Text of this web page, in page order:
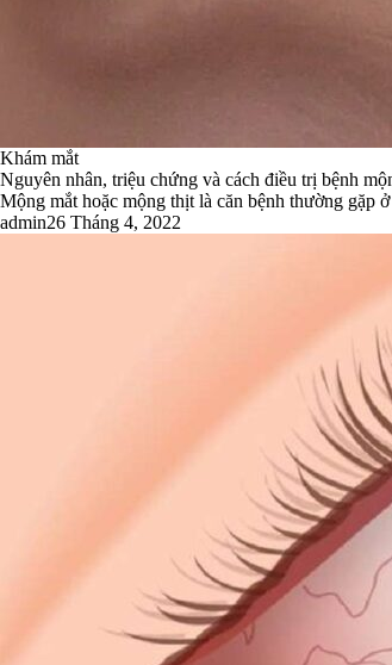
Khám mắt
Nguyên nhân, triệu chứng và cách điều trị bệnh
Mộng mắt hoặc mộng thịt là căn bệnh thường gặp
admin26 Tháng 4, 2022